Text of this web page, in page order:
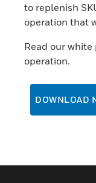
to replenish
operation that
Read our
operation.
DOWNLOAD